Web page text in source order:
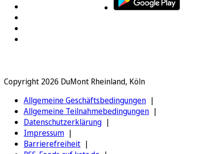
Copyright 2026 DuMont Rheinland, Köln
Allgemeine Geschäftsbedingungen
Allgemeine Teilnahmebedingungen
Datenschutzerklärung
Impressum
Barrierefreiheit